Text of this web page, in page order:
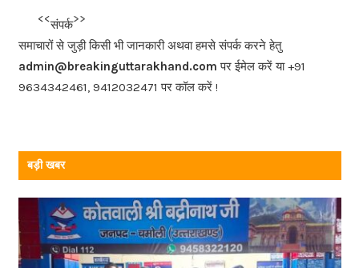
b
o
o
k
<<<
संपर्क
>>>
समाचारों से जुड़ी किसी भी जानकारी अथवा हमसे संपर्क करने हेतु
admin@breakinguttarakhand.com पर ईमेल करें या +91
9634342461, 9412032471 पर कॉल करें !
बड़ी खबर